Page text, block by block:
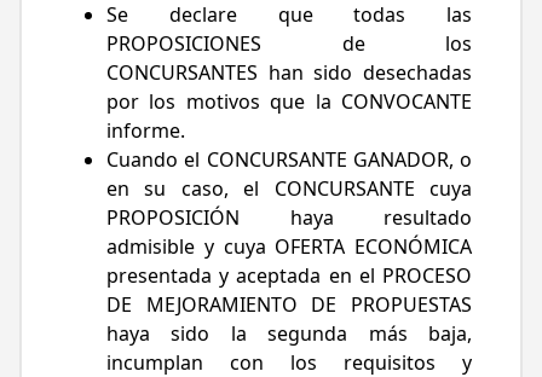
Se declare que todas las
PROPOSICIONES de los
CONCURSANTES han sido desechadas
por los motivos que la CONVOCANTE
informe.
Cuando el CONCURSANTE GANADOR, o
en su caso, el CONCURSANTE cuya
PROPOSICIÓN haya resultado
admisible y cuya OFERTA ECONÓMICA
presentada y aceptada en el PROCESO
DE MEJORAMIENTO DE PROPUESTAS
haya sido la segunda más baja,
incumplan con los requisitos y